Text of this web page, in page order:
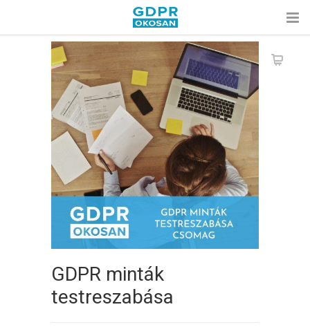
GDPR minták
testreszabása